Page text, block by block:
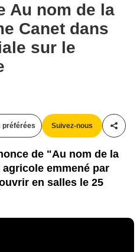
Au nom de la
Canet dans
sur le
préférées Suivez-nous
de "Au nom de la
emmené par
en salles le 25